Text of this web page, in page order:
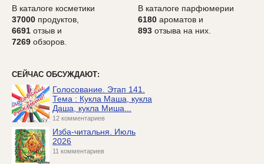
В каталоге косметики
37000 продуктов,
6691 отзыв и
7269 обзоров.
В каталоге парфюмерии
6180 ароматов и
893 отзыва на них.
СЕЙЧАС ОБСУЖДАЮТ:
Голосование. Этап 141.
Тема : Кукла Маша, кукла
Даша, кукла Миша...
12 комментариев
Изба-читальня. Июль
2026
11 комментариев